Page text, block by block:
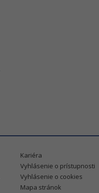
Kariéra
Vyhlásenie o prístupnosti
Vyhlásenie o cookies
Mapa stránok